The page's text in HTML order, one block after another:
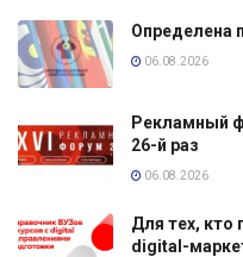
Определена
06.08.2026
Рекламный
26-й раз
06.08.2026
Для тех, кто
digital-